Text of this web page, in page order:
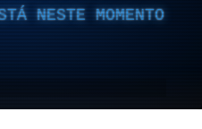
NESTE MOMENTO